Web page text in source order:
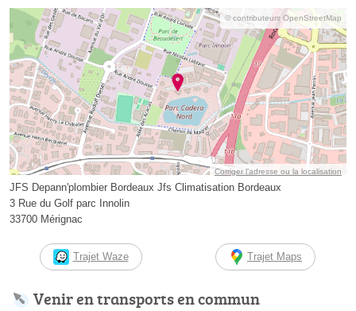
© contributeurs OpenStreetMap
Corriger l’adresse ou la localisation
JFS Depann'plombier Bordeaux Jfs Climatisation Bordeaux
3 Rue du Golf parc Innolin
33700 Mérignac
Trajet Waze Trajet Maps
Venir en transports en commun